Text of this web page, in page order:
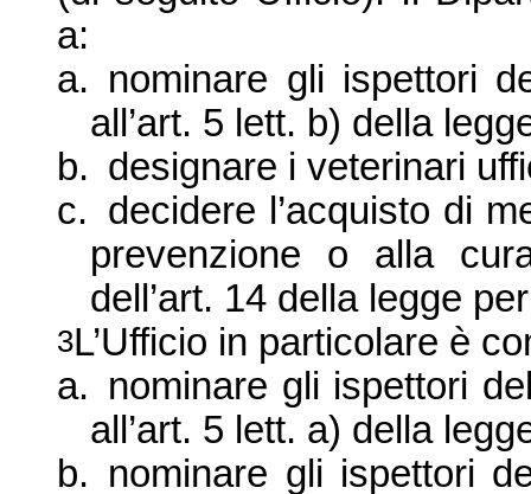
a:
a. nominare gli ispettori
all’art. 5 lett. b) della
b. designare i veterinari
c. decidere l’acquisto di
prevenzione o alla
dell’art. 14 della legge
3L’Ufficio in particolare è
a. nominare gli ispettori
all’art. 5 lett. a) della
b. nominare gli ispettori